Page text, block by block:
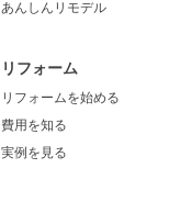
あんしんリモデル
リフォーム
リフォームを始める
費用を知る
実例を見る